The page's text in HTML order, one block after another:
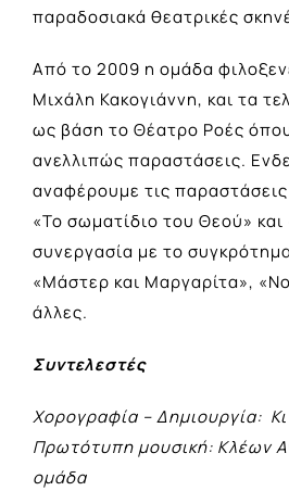
παραδοσιακά θεατρικές
Από το 2009 η ομάδα
Μιχάλη Κακογιάννη, και τα
ως βάση το Θέατρο Ροές
ανελλιπώς παραστάσεις.
αναφέρουμε τις
«Το σωματίδιο του Θεού»
συνεργασία με το
«Μάστερ και Μαργαρίτα»,
άλλες.
Συντελεστές
Χορογραφία – Δημιουργία: Κι
Πρωτότυπη μουσική: Κλέων
ομάδα